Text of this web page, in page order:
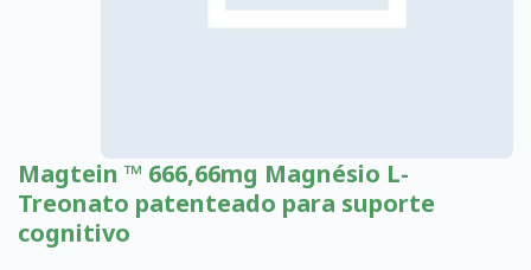
Magtein ™ 666,66mg Magnésio L-
Treonato patenteado para suporte
cognitivo